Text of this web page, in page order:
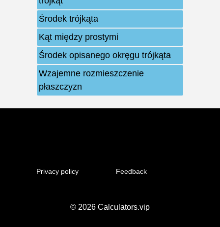
Środek trójkąta
Kąt między prostymi
Środek opisanego okręgu trójkąta
Wzajemne rozmieszczenie
płaszczyzn
Privacy policy Feedback
© 2026 Calculators.vip